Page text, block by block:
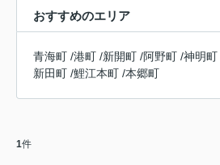
おすすめのエリア
青海町 /港町 /新開町 /阿野町 /神明町
新田町 /鯉江本町 /本郷町
1件